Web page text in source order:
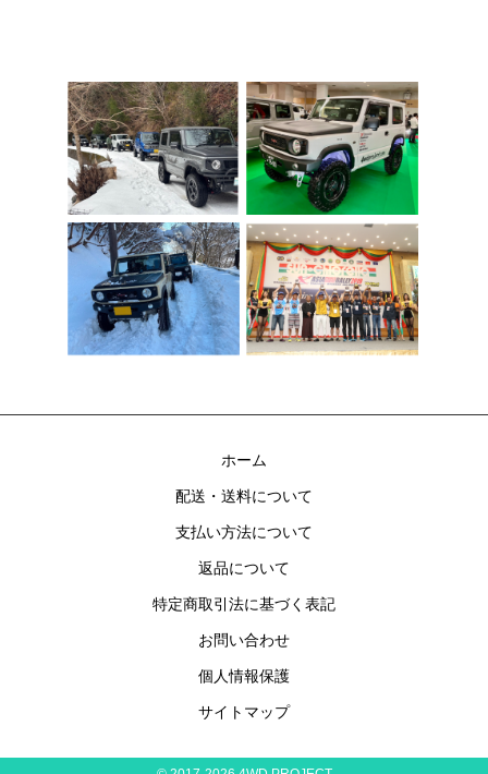
ホーム
配送・送料について
支払い方法について
返品について
特定商取引法に基づく表記
お問い合わせ
個人情報保護
サイトマップ